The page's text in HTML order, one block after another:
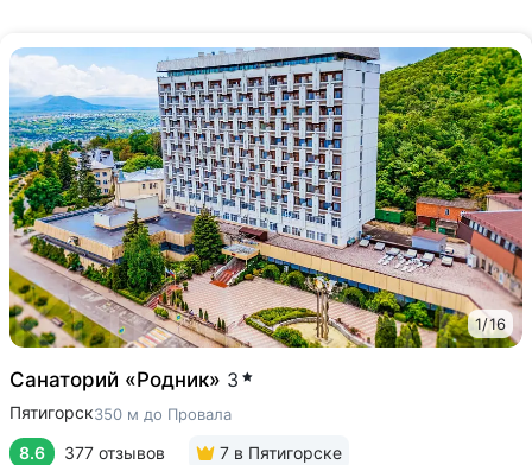
1/16
Санаторий «Родник» 3
Пятигорск350 м до Провала
8.6 377 отзывов 7 в Пятигорске